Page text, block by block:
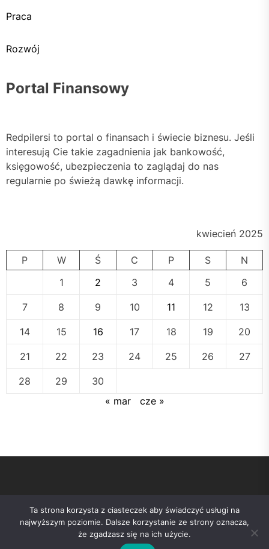
Praca
Rozwój
Portal Finansowy
Redpilersi to portal o finansach i świecie biznesu. Jeśli
interesują Cie takie zagadnienia jak bankowość,
księgowość, ubezpieczenia to zaglądaj do nas
regularnie po świeżą dawkę informacji.
kwiecień 2025
P W Ś C P S
N
1
2 3 4 5 6
7 8 9 10 11 12 13
14 15 16 17 18 19 20
21 22 23 24 25 26 27
28 29
30
« mar
cze »
Ta strona korzysta z ciasteczek aby świadczyć usługi na
najwyższym poziomie. Dalsze korzystanie ze strony oznacza,
że zgadzasz się na ich użycie.